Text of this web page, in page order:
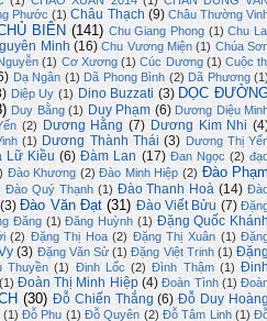
Phước (1) Châu Thạch (9) Châu Thường
BIÊN (141) Chu Giang Phong (1) Chu
Minh (16) Chu Vương Miện (1) Chúa
(1) Cơ Xương (1) Cúc Dương (1) Cuộc
Dạ Ngân (1) Dã Phong Bình (2) Dã Phương
Diệp Uy (1) Dino Buzzati (3) DỌC
Duy Bằng (1) Duy Phạm (6) Dương Diệu
(2) Dương Hằng (7) Dương Kim Nhi
(1) Dương Thành Thái (3) Dương Thị
Lữ Kiều (6) Đàm Lan (17) Đan Ngọc (2)
Đào Khương (2) Đào Minh Hiệp (2) Đào
Đào Quý Thạnh (1) Đào Thanh Hoà (14)
(3) Đào Văn Đạt (31) Đào Viết Bửu (7)
Đăng (1) Đăng Huỳnh (1) Đặng Quốc
(2) Đặng Thị Hoa (2) Đặng Thị Xuân (1)
(3) Đặng Văn Sử (1) Đặng Việt Trinh (1)
Thuyền (1) Đinh Lốc (2) Đình Thậm (1)
(1) Đoàn Thị Minh Hiệp (4) Đoàn Tình (1)
(30) Đỗ Chiến Thắng (6) Đỗ Duy
(1) Đỗ Phu (1) Đỗ Quyên (2) Đỗ Tâm Linh (1)